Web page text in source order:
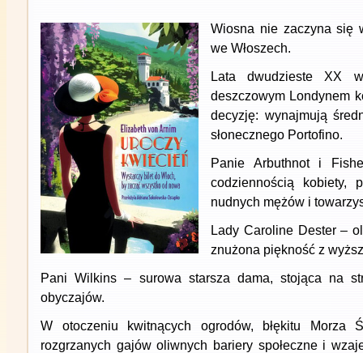
Wiosna nie zaczyna się
we Włoszech.
Lata dwudzieste XX
deszczowym Londynem
decyzję: wynajmują
słonecznego Portofino.
Panie Arbuthnot i
codziennością kobiety,
nudnych mężów i
Lady Caroline Dester –
znużona piękność z
Pani Wilkins – surowa starsza dama, stojąca na
obyczajów.
W otoczeniu kwitnących ogrodów, błękitu Morza
rozgrzanych gajów oliwnych bariery społeczne i